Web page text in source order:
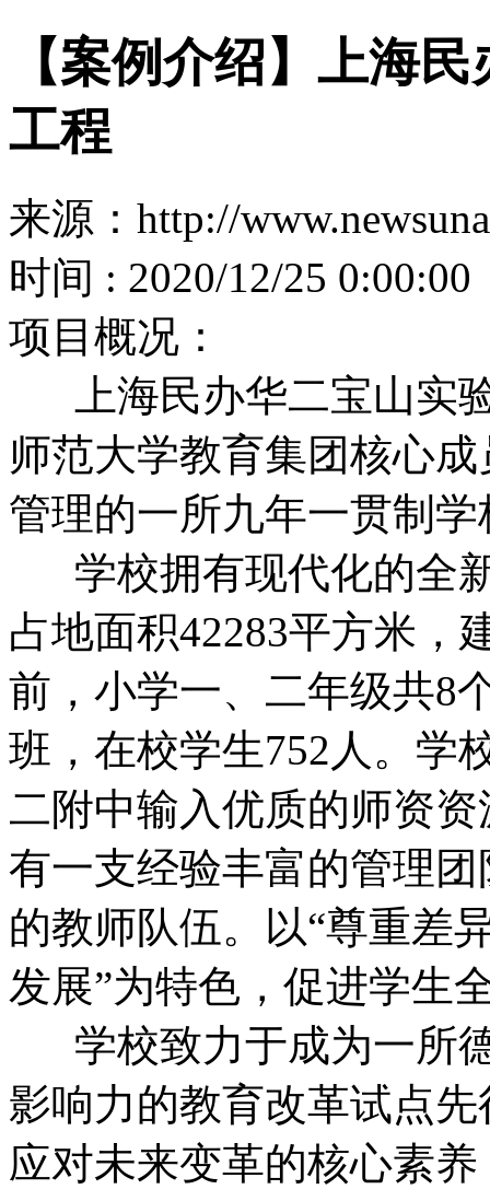
【案例介绍】上海
工程
来源：http://
时间 : 2020/12/25 0:00:00
项目概况：
上海民办华二宝山实
师范大学教育集团核心
管理的一所九年一贯制学
学校拥有现代化的全
占地面积42283平方米，
前，小学一、二年级共8
班，在校学生752人。学
二附中输入优质的师资
有一支经验丰富的管理
的教师队伍。以“尊重差
发展”为特色，促进学生
学校致力于成为一所
影响力的教育改革试点
应对未来变革的核心素